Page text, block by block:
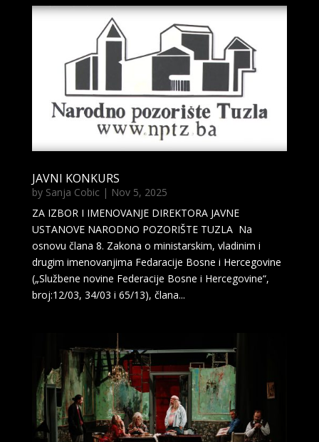
JAVNI KONKURS
by Sanja Cobic| Nov 5, 2025
ZA IZBOR I IMENOVANJE DIREKTORA JAVNE
USTANOVE NARODNO POZORIŠTE TUZLA Na
osnovu člana 8. Zakona o ministarskim, vladinim i
drugim imenovanjima Fedaracije Bosne i Hercegovine
(„Službene novine Federacije Bosne i Hercegovine“,
broj:12/03, 34/03 i 65/13), člana...